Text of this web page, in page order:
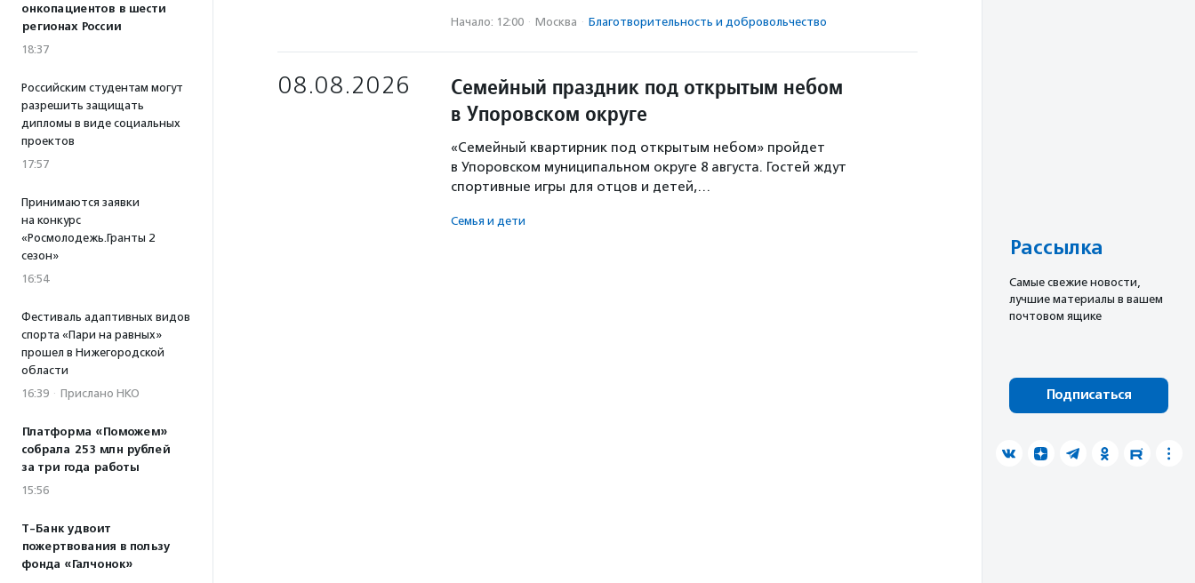
онкопациентов в шести
регионах России
18:37
Российским студентам могут
разрешить защищать
дипломы в виде социальных
проектов
17:57
Принимаются заявки
на конкурс
«Росмолодежь.Гранты 2
сезон»
16:54
Фестиваль адаптивных видов
спорта «Пари на равных»
прошел в Нижегородской
области
16:39 · Прислано НКО
Платформа «Поможем»
собрала 253 млн рублей
за три года работы
15:56
Т-Банк удвоит
пожертвования в пользу
фонда «Галчонок»
Начало: 12:00 · Москва · Благотвори­тель­ность и доброволь­чест­во
08.08.2026
Семейный праздник под открытым небом
в Упоровском округе
«Семейный квартирник под открытым небом» пройдет
в Упоровском муниципальном округе 8 августа. Гостей ждут
спортивные игры для отцов и детей,…
Семья и дети
Рассылка
Cамые свежие новости,
лучшие материалы в вашем
почтовом ящике
Подписаться